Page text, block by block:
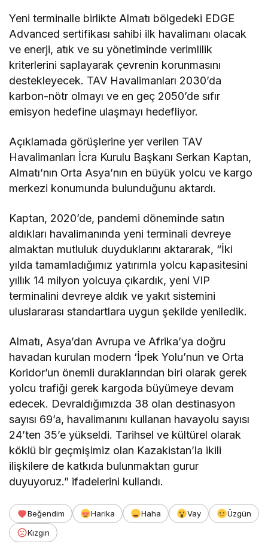
Yeni terminalle birlikte Almatı bölgedeki EDGE
Advanced sertifikası sahibi ilk havalimanı olacak
ve enerji, atık ve su yönetiminde verimlilik
kriterlerini saplayarak çevrenin korunmasını
destekleyecek. TAV Havalimanları 2030’da
karbon-nötr olmayı ve en geç 2050’de sıfır
emisyon hedefine ulaşmayı hedefliyor.
Açıklamada görüşlerine yer verilen TAV
Havalimanları İcra Kurulu Başkanı Serkan Kaptan,
Almatı’nın Orta Asya’nın en büyük yolcu ve kargo
merkezi konumunda bulunduğunu aktardı.
Kaptan, 2020’de, pandemi döneminde satın
aldıkları havalimanında yeni terminali devreye
almaktan mutluluk duyduklarını aktararak, “İki
yılda tamamladığımız yatırımla yolcu kapasitesini
yıllık 14 milyon yolcuya çıkardık, yeni VIP
terminalini devreye aldık ve yakıt sistemini
uluslararası standartlara uygun şekilde yeniledik.
Almatı, Asya’dan Avrupa ve Afrika’ya doğru
havadan kurulan modern ‘İpek Yolu’nun ve Orta
Koridor’un önemli duraklarından biri olarak gerek
yolcu trafiği gerek kargoda büyümeye devam
edecek. Devraldığımızda 38 olan destinasyon
sayısı 69’a, havalimanını kullanan havayolu sayısı
24’ten 35’e yükseldi. Tarihsel ve kültürel olarak
köklü bir geçmişimiz olan Kazakistan’la ikili
ilişkilere de katkıda bulunmaktan gurur
duyuyoruz.” ifadelerini kullandı.
Beğendim Harika Haha Vay
Üzgün
Kızgın